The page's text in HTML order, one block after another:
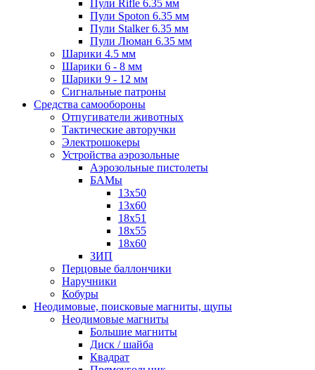
Пули Rifle 6.35 мм
Пули Spoton 6.35 мм
Пули Stalker 6.35 мм
Пули Люман 6.35 мм
Шарики 4.5 мм
Шарики 6 - 8 мм
Шарики 9 - 12 мм
Сигнальные патроны
Средства самообороны
Отпугиватели животных
Тактические авторучки
Электрошокеры
Устройства аэрозольные
Аэрозольные пистолеты
БАМы
13х50
13х60
18х51
18х55
18х60
ЗИП
Перцовые баллончики
Наручники
Кобуры
Неодимовые, поисковые магниты, щупы
Неодимовые магниты
Большие магниты
Диск / шайба
Квадрат